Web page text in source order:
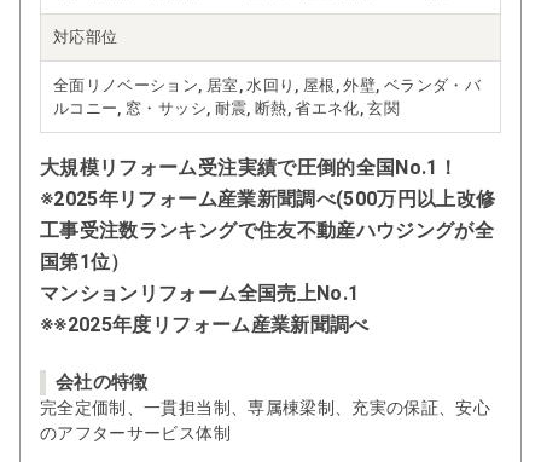
対応部位
全面リノベーション, 居室, 水回り, 屋根, 外壁, ベランダ・バ
ルコニー, 窓・サッシ, 耐震, 断熱, 省エネ化, 玄関
大規模リフォーム受注実績で圧倒的全国No.1！
※2025年リフォーム産業新聞調べ(500万円以上改修
工事受注数ランキングで住友不動産ハウジングが全
国第1位）
マンションリフォーム全国売上No.1
※※2025年度リフォーム産業新聞調べ
会社の特徴
完全定価制、一貫担当制、専属棟梁制、充実の保証、安心
のアフターサービス体制